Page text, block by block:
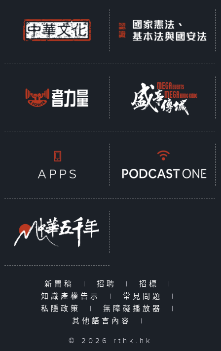
新聞稿 | 招聘 | 招標
|
知識產權告示
| 常見問題
|
私隱政策
| 無障礙播放器
|
其他語言內容
|
© 2026 rthk.hk